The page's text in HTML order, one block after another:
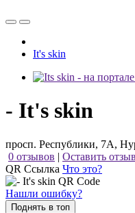
It's skin
- It's skin
просп. Республики, 7А,
0 отзывов | Оставить отзыв
QR Ссылка Что это?
Нашли ошибку?
Поднять в топ